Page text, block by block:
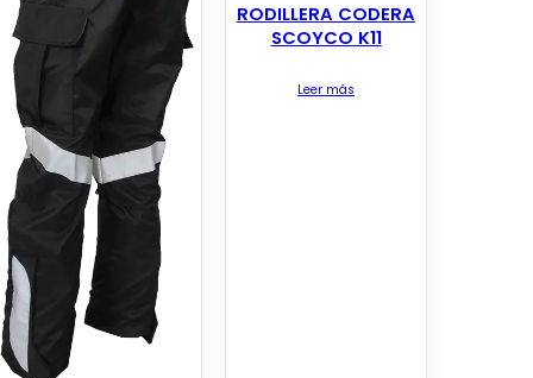
RODILLERA CODERA
SCOYCO K11
Leer más